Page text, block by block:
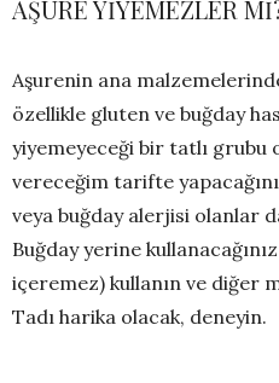
AŞURE YİYEMEZLER
Aşurenin ana
özellikle gluten ve buğday
yiyemeyeceği bir tatlı grubu
vereceğim tarifte
veya buğday alerjisi olanlar
Buğday yerine
içeremez) kullanın ve diğer
Tadı harika olacak, deneyin.